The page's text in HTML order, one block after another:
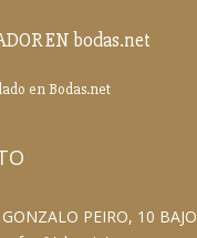
EN bodas.net
PEIRO, 10 BAJO